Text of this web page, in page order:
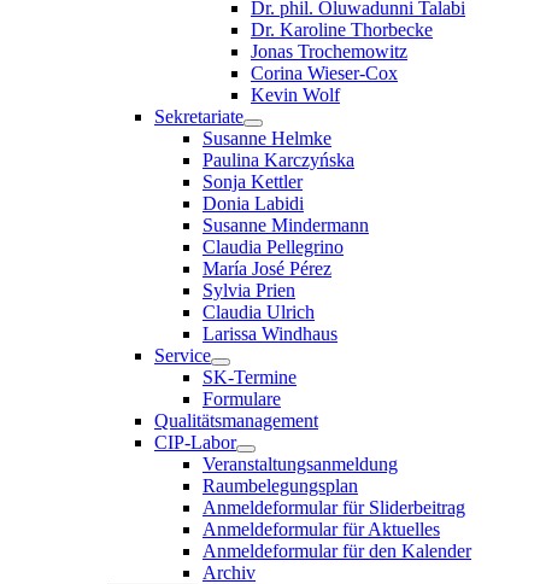
Dr. phil. Oluwadunni Talabi
Dr. Karoline Thorbecke
Jonas Trochemowitz
Corina Wieser-Cox
Kevin Wolf
Sekretariate
Susanne Helmke
Paulina Karczyńska
Sonja Kettler
Donia Labidi
Susanne Mindermann
Claudia Pellegrino
María José Pérez
Sylvia Prien
Claudia Ulrich
Larissa Windhaus
Service
SK-Termine
Formulare
Qualitätsmanagement
CIP-Labor
Veranstaltungsanmeldung
Raumbelegungsplan
Anmeldeformular für Sliderbeitrag
Anmeldeformular für Aktuelles
Anmeldeformular für den Kalender
Archiv